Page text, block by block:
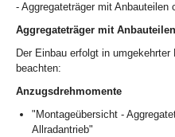
- Aggregateträger mit Anbauteilen
Aggregateträger mit
Der Einbau erfolgt in
beachten:
Anzugsdrehmomente
"Montageübersicht -
Allradantrieb"